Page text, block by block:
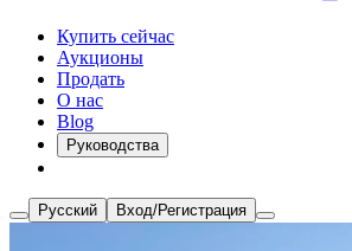
Купить сейчас
Аукционы
Продать
О нас
Blog
Руководства
Русский Вход/Регистрация